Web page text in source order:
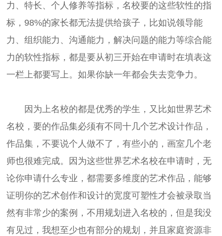
力、特长、个人修养等指标，名校要的这些软性的指
标，98%的家长都无法提供给孩子，比如说领导能
力、组织能力、沟通能力，解决问题的能力等综合能
力的软性指标，都是要从初三开始在申请时在填表这
一栏上都要写上。如果你缺一年都会失去竞争力。
因为上名校的都是优秀的学生，又比如世界艺术
名校，要的作品集必须有不同十几个艺术设计作品，
作品集，不要说个人做不了，有些小的，画室几个老
师也很难完成。因为这些世界艺术名校在申请时，无
论你申请什么专业，都需要多维度的艺术作品，能够
证明你的艺术创作和设计的宽度可塑性才会被录取当
然有非常少的案例，不用规划进入名校的，但是我没
有见过，我想至少也有部分的规划，并且家庭资源非